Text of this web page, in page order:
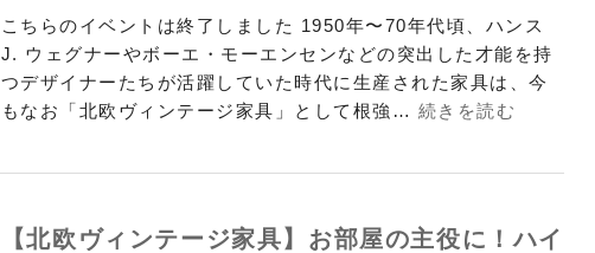
こちらのイベントは終了しました 1950年〜70年代頃、ハンス
J. ウェグナーやボーエ・モーエンセンなどの突出した才能を持
つデザイナーたちが活躍していた時代に生産された家具は、今
もなお「北欧ヴィンテージ家具」として根強… 続きを読む
【北欧ヴィンテージ家具】お部屋の主役に！ハイ